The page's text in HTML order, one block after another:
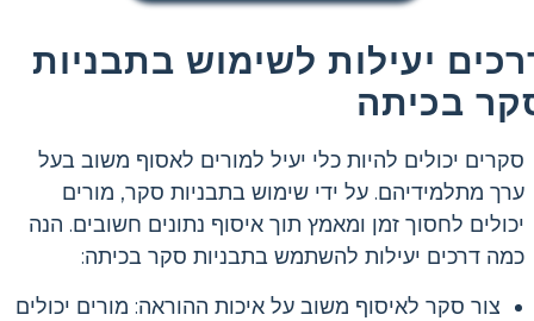
יעילות לשימוש בתבניות
בכיתה
סקרים יכולים להיות כלי יעיל למורים לאסוף משוב בעל
ערך מתלמידיהם. על ידי שימוש בתבניות סקר, מורים
יכולים לחסוך זמן ומאמץ תוך איסוף נתונים חשובים. הנה
כמה דרכים יעילות להשתמש בתבניות סקר בכיתה:
צור סקר לאיסוף משוב על איכות ההוראה: מורים יכולים